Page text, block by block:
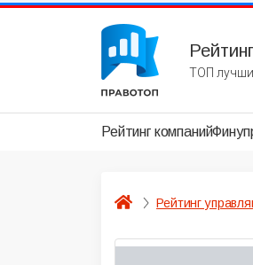
ТОП
Рейтинг компаний
Рейтинг